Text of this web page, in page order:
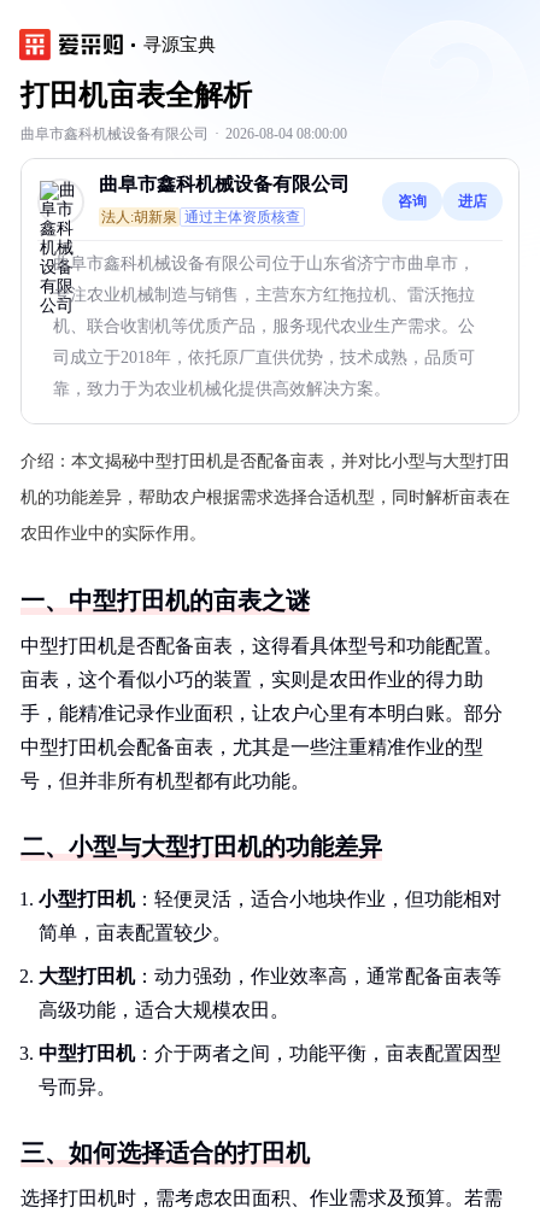
寻源宝典
打田机亩表全解析
曲阜市鑫科机械设备有限公司 · 2026-08-04 08:00:00
曲阜市鑫科机械设备有限公司
法人:胡新泉 通过主体资质核查
咨询 进店
曲阜市鑫科机械设备有限公司位于山东省济宁市曲阜市，
专注农业机械制造与销售，主营东方红拖拉机、雷沃拖拉
机、联合收割机等优质产品，服务现代农业生产需求。公
司成立于2018年，依托原厂直供优势，技术成熟，品质可
靠，致力于为农业机械化提供高效解决方案。
介绍： 本文揭秘中型打田机是否配备亩表，并对比小型与大型打田
机的功能差异，帮助农户根据需求选择合适机型，同时解析亩表在
农田作业中的实际作用。
一、中型打田机的亩表之谜
中型打田机是否配备亩表，这得看具体型号和功能配置。
亩表，这个看似小巧的装置，实则是农田作业的得力助
手，能精准记录作业面积，让农户心里有本明白账。部分
中型打田机会配备亩表，尤其是一些注重精准作业的型
号，但并非所有机型都有此功能。
二、小型与大型打田机的功能差异
小型打田机：轻便灵活，适合小地块作业，但功能相对
简单，亩表配置较少。
大型打田机：动力强劲，作业效率高，通常配备亩表等
高级功能，适合大规模农田。
中型打田机：介于两者之间，功能平衡，亩表配置因型
号而异。
三、如何选择适合的打田机
选择打田机时，需考虑农田面积、作业需求及预算。若需